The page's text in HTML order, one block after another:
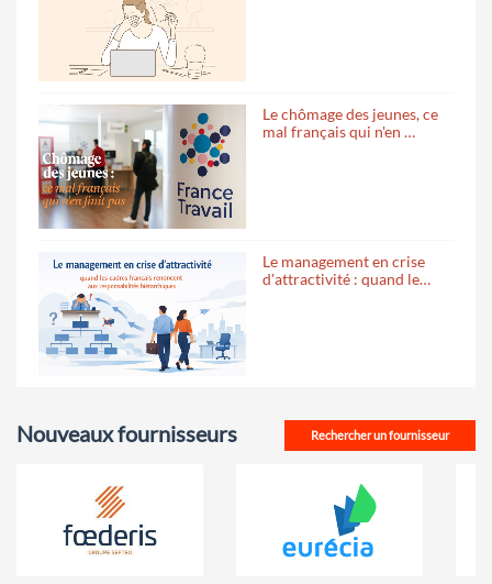
Le chômage des jeunes, ce
mal français qui n'en …
Le management en crise
d'attractivité : quand le…
Rechercher un fournisseur
Nouveaux fournisseurs